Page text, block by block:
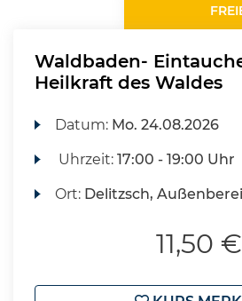
Waldbaden-
Heilkraft des Waldes
Datum: Mo. 24.08.2026
Uhrzeit:17:00 - 19:00 Uhr
Ort: Delitzsch,
11,50 €